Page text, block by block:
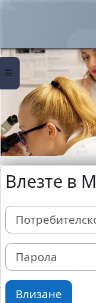
Страничен панел
Влезте в
Потребителско име
Парола
Влизане